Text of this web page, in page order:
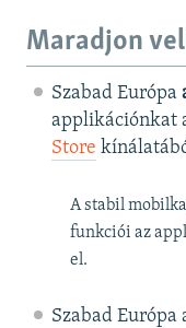
Maradjon
Szabad Európa
applikációnkat
Store
A stabil
funkciói az
el.
Szabad Európa